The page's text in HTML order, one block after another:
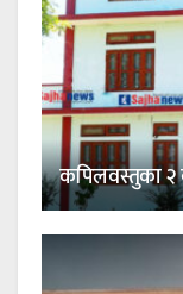
कपिलवस्तुका २